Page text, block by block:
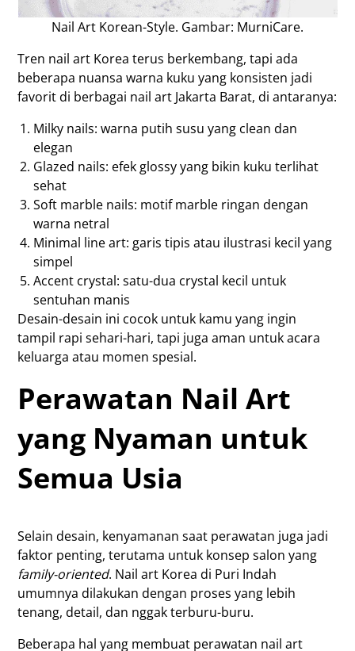
Nail Art Korean-Style. Gambar: MurniCare.
Tren nail art Korea terus berkembang, tapi ada
beberapa nuansa warna kuku yang konsisten jadi
favorit di berbagai nail art Jakarta Barat, di antaranya:
Milky nails: warna putih susu yang clean dan
elegan
Glazed nails: efek glossy yang bikin kuku terlihat
sehat
Soft marble nails: motif marble ringan dengan
warna netral
Minimal line art: garis tipis atau ilustrasi kecil yang
simpel
Accent crystal: satu-dua crystal kecil untuk
sentuhan manis
Desain-desain ini cocok untuk kamu yang ingin
tampil rapi sehari-hari, tapi juga aman untuk acara
keluarga atau momen spesial.
Perawatan Nail Art
yang Nyaman untuk
Semua Usia
Selain desain, kenyamanan saat perawatan juga jadi
faktor penting, terutama untuk konsep salon yang
family-oriented. Nail art Korea di Puri Indah
umumnya dilakukan dengan proses yang lebih
tenang, detail, dan nggak terburu-buru.
Beberapa hal yang membuat perawatan nail art